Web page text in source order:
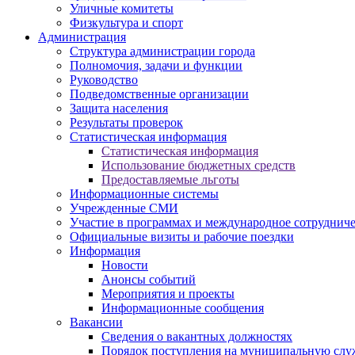
Уличные комитеты
Физкультура и спорт
Администрация
Структура администрации города
Полномочия, задачи и функции
Руководство
Подведомственные организации
Защита населения
Результаты проверок
Статистическая информация
Статистическая информация
Использование бюджетных средств
Предоставляемые льготы
Информационные системы
Учрежденные СМИ
Участие в программах и международное
Официальные визиты и рабочие поездки
Информация
Новости
Анонсы событий
Мероприятия и проекты
Информационные сообщения
Вакансии
Сведения о вакантных должностях
Порядок поступления на муниципальную